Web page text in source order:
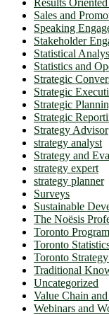
Sales and
Speaking
Stakeholder
Statistical
Statistics and
Strategic
Strategic
Strategic
Strategic
Strategy Advisor
strategy analyst
Strategy and
strategy expert
strategy planner
Surveys
Sustainable
The Noësis
Toronto
Toronto
Toronto
Traditional
Uncategorized
Value Chain
Webinars and